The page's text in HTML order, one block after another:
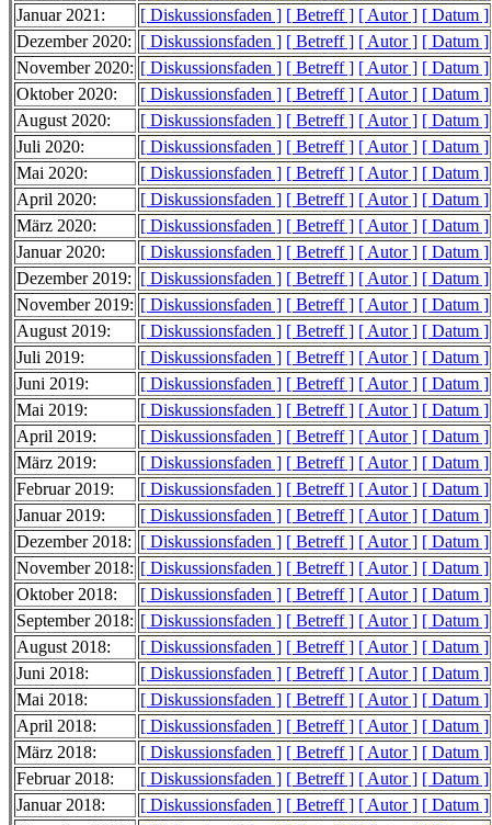
Januar 2021:
[ Diskussionsfaden ] [ Betreff ] [ Autor ] [ Datum ]
Dezember 2020: [ Diskussionsfaden ] [ Betreff ] [ Autor ] [ Datum ]
November 2020: [ Diskussionsfaden ] [ Betreff ] [ Autor ] [ Datum ]
Oktober 2020:
[ Diskussionsfaden ] [ Betreff ] [ Autor ] [ Datum ]
August 2020:
[ Diskussionsfaden ] [ Betreff ] [ Autor ] [ Datum ]
Juli 2020:
[ Diskussionsfaden ] [ Betreff ] [ Autor ] [ Datum ]
Mai 2020:
[ Diskussionsfaden ] [ Betreff ] [ Autor ] [ Datum ]
April 2020:
[ Diskussionsfaden ] [ Betreff ] [ Autor ] [ Datum ]
März 2020:
[ Diskussionsfaden ] [ Betreff ] [ Autor ] [ Datum ]
Januar 2020:
[ Diskussionsfaden ] [ Betreff ] [ Autor ] [ Datum ]
Dezember 2019: [ Diskussionsfaden ] [ Betreff ] [ Autor ] [ Datum ]
November 2019: [ Diskussionsfaden ] [ Betreff ] [ Autor ] [ Datum ]
August 2019:
[ Diskussionsfaden ] [ Betreff ] [ Autor ] [ Datum ]
Juli 2019:
[ Diskussionsfaden ] [ Betreff ] [ Autor ] [ Datum ]
Juni 2019:
[ Diskussionsfaden ] [ Betreff ] [ Autor ] [ Datum ]
Mai 2019:
[ Diskussionsfaden ] [ Betreff ] [ Autor ] [ Datum ]
April 2019:
[ Diskussionsfaden ] [ Betreff ] [ Autor ] [ Datum ]
März 2019:
[ Diskussionsfaden ] [ Betreff ] [ Autor ] [ Datum ]
Februar 2019:
[ Diskussionsfaden ] [ Betreff ] [ Autor ] [ Datum ]
Januar 2019:
[ Diskussionsfaden ] [ Betreff ] [ Autor ] [ Datum ]
Dezember 2018: [ Diskussionsfaden ] [ Betreff ] [ Autor ] [ Datum ]
November 2018: [ Diskussionsfaden ] [ Betreff ] [ Autor ] [ Datum ]
Oktober 2018:
[ Diskussionsfaden ] [ Betreff ] [ Autor ] [ Datum ]
September 2018: [ Diskussionsfaden ] [ Betreff ] [ Autor ] [ Datum ]
August 2018:
[ Diskussionsfaden ] [ Betreff ] [ Autor ] [ Datum ]
Juni 2018:
[ Diskussionsfaden ] [ Betreff ] [ Autor ] [ Datum ]
Mai 2018:
[ Diskussionsfaden ] [ Betreff ] [ Autor ] [ Datum ]
April 2018:
[ Diskussionsfaden ] [ Betreff ] [ Autor ] [ Datum ]
März 2018:
[ Diskussionsfaden ] [ Betreff ] [ Autor ] [ Datum ]
Februar 2018:
[ Diskussionsfaden ] [ Betreff ] [ Autor ] [ Datum ]
Januar 2018:
[ Diskussionsfaden ] [ Betreff ] [ Autor ] [ Datum ]